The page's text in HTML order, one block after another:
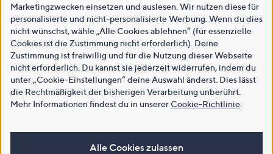
Marketingzwecken einsetzen und auslesen. Wir nutzen diese für
personalisierte und nicht-personalisierte Werbung. Wenn du dies
nicht wünschst, wähle „Alle Cookies ablehnen“ (für essenzielle
Cookies ist die Zustimmung nicht erforderlich). Deine
Zustimmung ist freiwillig und für die Nutzung dieser Webseite
nicht erforderlich. Du kannst sie jederzeit widerrufen, indem du
unter „Cookie-Einstellungen“ deine Auswahl änderst. Dies lässt
die Rechtmäßigkeit der bisherigen Verarbeitung unberührt.
Mehr Informationen findest du in unsererCookie-Richtlinie
Alle Cookies zulassen